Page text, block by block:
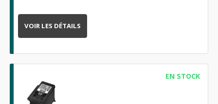
VOIR LES DÉTAILS
EN STOCK